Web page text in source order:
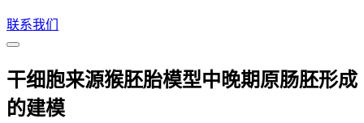
联系我们
干细胞来源猴胚胎模型中晚期原肠胚形成
的建模